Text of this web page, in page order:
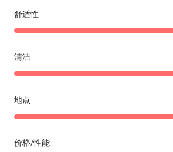
舒适性
清洁
地点
价格/性能